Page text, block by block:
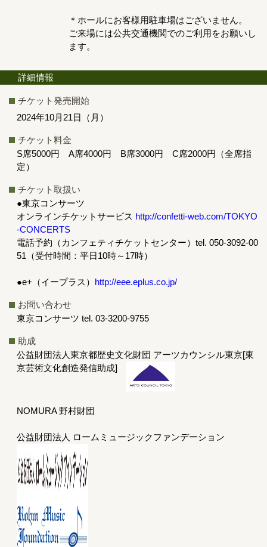
＊ホールにお客様用駐車場はございません。
ご来場には公共交通機関でのご利用をお願いし
ます。
詳細情報
チケット発売開始
2024年10月21日（月）
チケット料金
S席5000円 A席4000円 B席3000円 C席2000円（全席指
定）
チケット取扱い
●東京コンサーツ
オンラインチケットサービス http://confetti-web.com/TOKYO
-CONCERTS
電話予約（カンフェティチケットセンター）tel. 050-3092-00
51（受付時間：平日10時～17時）
●e+（イープラス） http://eee.eplus.co.jp/
お問い合わせ
東京コンサーツ tel. 03-3200-9755
助成
公益財団法人東京都歴史文化財団 アーツカウンシル東京[東
京芸術文化創造発信助成]
NOMURA 野村財団
公益財団法人 ロームミュージックファンデーション